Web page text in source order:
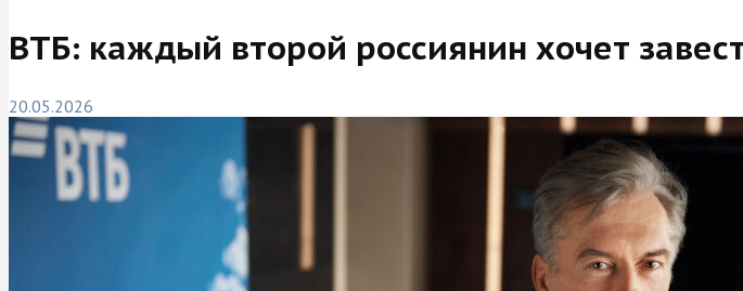
ВТБ: каждый второй россиянин хочет
20.05.2026